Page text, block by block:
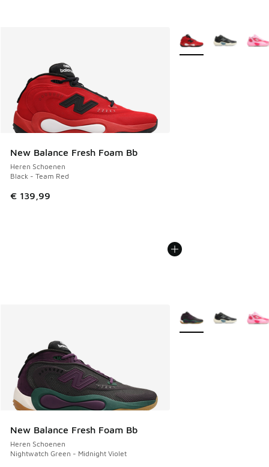
New Balance Fresh Foam Bb
Heren Schoenen
Black - Team Red
€ 139,99
Meer kleuren
New Balance Fresh Foam Bb
Heren Schoenen
Nightwatch Green - Midnight Violet
Meer kleuren